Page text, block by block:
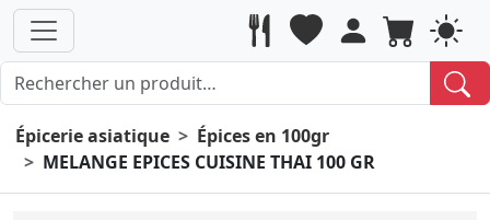
Épicerie asiatique
Épices en 100gr
MELANGE EPICES CUISINE THAI 100 GR